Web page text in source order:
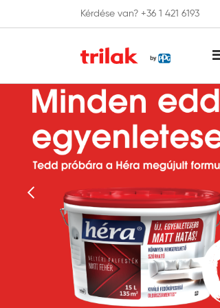
Kérdése van? +36 1 421 6193
Fontos tájékoztatás!
Előző